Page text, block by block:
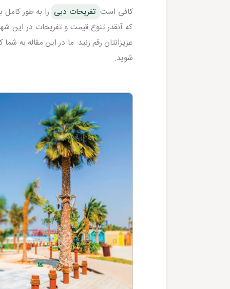
کافی است تفریحات دبی را به طور
که آنقدر تنوع قیمت و تفریحات در این
عزیزانتان رقم زنید. ما در این مقاله به
شوید.